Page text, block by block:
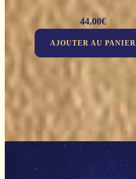
44,00€
AJOUTER AU PANIER